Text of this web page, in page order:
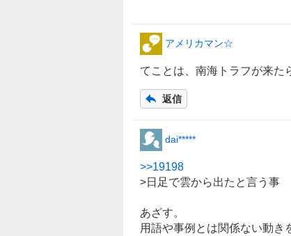
アメリカマン☆
てことは、南海トラフが来た
返信
dai*****
>>19198
>日足で雲から出たと言う事
あざす。
用語や事例とは関係ない動き